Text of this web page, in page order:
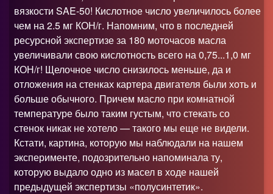
вязкости SAE-50! Кислотное число увеличилось более
чем на 2.5 мг КОН/г. Напомним, что в последней
ресурсной экспертизе за 180 моточасов масла
увеличивали свою кислотность всего на 0,75...1,0 мг
КОН/г! Щелочное число снизилось меньше, да и
отложения на стенках картера двигателя были хоть и
больше обычного. Причем масло при комнатной
температуре было таким густым, что стекать со
стенок никак не хотело — такого мы еще не видели.
Кстати, картина, которую мы наблюдали на нашем
эксперименте, подозрительно напоминала ту,
которую выдало одно из масел в ходе нашей
предыдущей экспертизы «полусинтетик».